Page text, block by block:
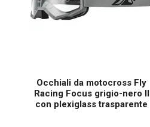
Occhiali da motocross Fly
Racing Focus grigio-nero II
con plexiglass trasparente